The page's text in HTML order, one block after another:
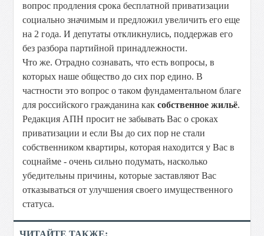
вопрос продления срока бесплатной приватизации
социально значимым и предложил увеличить его еще
на 2 года. И депутаты откликнулись, поддержав его
без разбора партийной принадлежности.
Что же. Отрадно сознавать, что есть вопросы, в
которых наше общество до сих пор едино. В
частности это вопрос о таком фундаментальном благе
для российского гражданина каксобственное жильё.
Редакция АПН просит не забывать Вас о сроках
приватизации и если Вы до сих пор не стали
собственником квартиры, которая находится у Вас в
соцнайме - очень сильно подумать, насколько
убедительны причины, которые заставляют Вас
отказываться от улучшения своего имущественного
статуса.
ЧИТАЙТЕ ТАКЖЕ: